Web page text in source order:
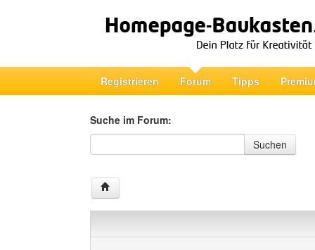
Registrieren Forum Tipps
Suche im Forum:
Suche im Forum
Suchen